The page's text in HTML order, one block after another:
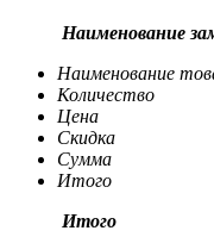
Наименование
Наименование
Количество
Цена
Скидка
Сумма
Итого
Итого